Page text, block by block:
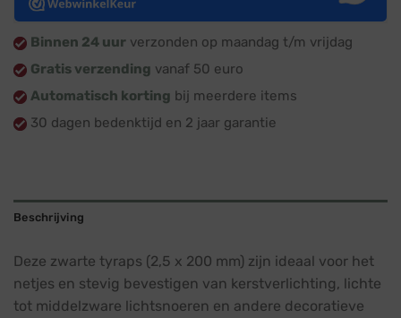
Binnen 24 uur verzonden op maandag t/m vrijdag
Gratis verzending vanaf 50 euro
Automatisch korting bij meerdere items
30 dagen bedenktijd en 2 jaar garantie
Beschrijving
Deze zwarte tyraps (2,5 x 200 mm) zijn ideaal voor het
netjes en stevig bevestigen van kerstverlichting, lichte
tot middelzware lichtsnoeren en andere decoratieve